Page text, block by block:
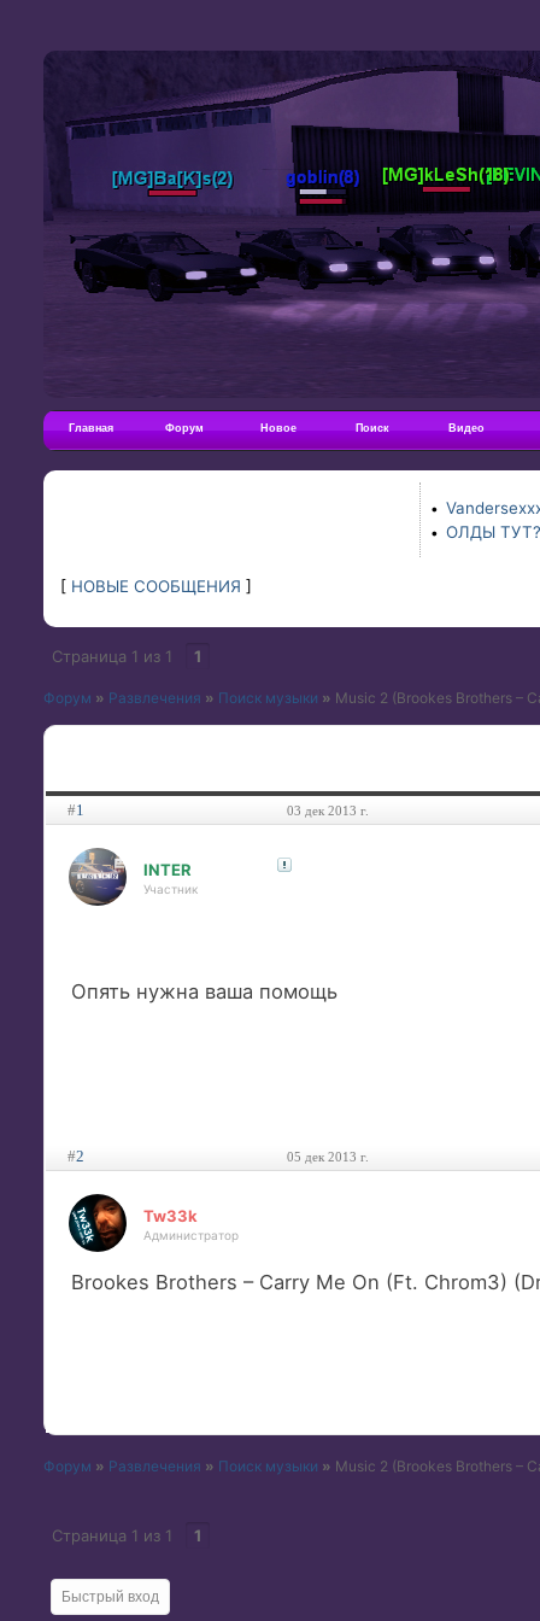
Главная Форум Новое Поиск Видео
•
• ОЛДЫ
[ НОВЫЕ СООБЩЕНИЯ ]
Страница 1 из 1 1
Форум » Развлечения » Поиск музыки » Music 2 (Brookes Brothers –
#1 03 дек 2013 г.
INTER
Участник
Опять нужна ваша помощь
#2 05 дек 2013 г.
Tw33k
Администратор
Brookes Brothers – Carry Me On (Ft. Chrom3)
Форум » Развлечения » Поиск музыки » Music 2 (Brookes Brothers –
Страница 1 из 1 1